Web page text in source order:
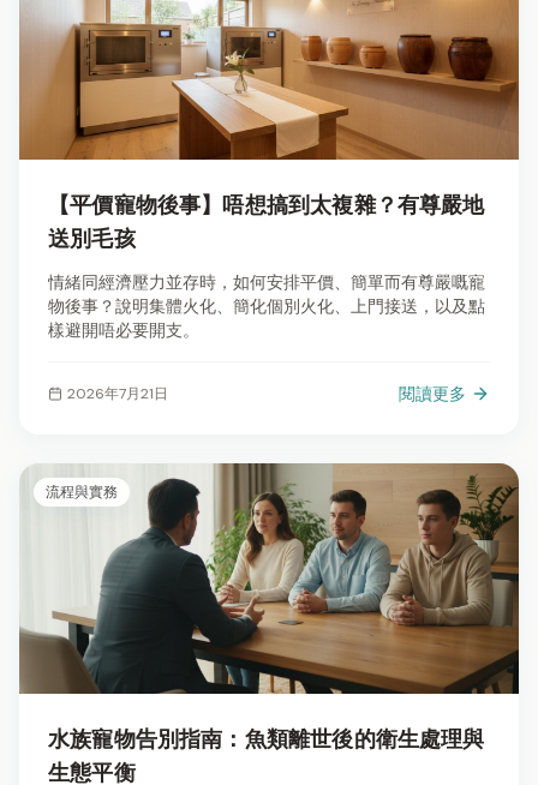
【平價寵物後事】唔想搞到太複雜？有尊嚴地
送別毛孩
情緒同經濟壓力並存時，如何安排平價、簡單而有尊嚴嘅寵
物後事？說明集體火化、簡化個別火化、上門接送，以及點
樣避開唔必要開支。
2026年7月21日 閱讀更多
流程與實務
水族寵物告別指南：魚類離世後的衛生處理與
生態平衡